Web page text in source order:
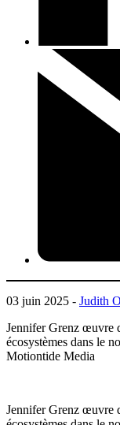
03 juin 2025 - Judith
Jennifer Grenz œuvre
écosystèmes dans le
Motiontide Media
Jennifer Grenz œuvre